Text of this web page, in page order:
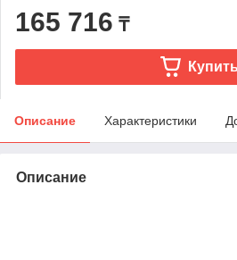
165 716 ₸
Купить
Описание Характеристики
Описание